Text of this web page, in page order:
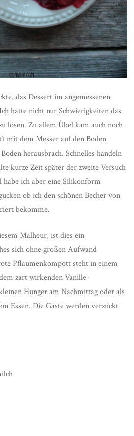
das Dessert im angemessenen
hatte nicht nur Schwierigkeiten das
lösen. Zu allem Übel kam auch noch
mit dem Messer auf den Boden
herausbrach. Schnelles handeln
kurze Zeit später der zweite Versuch
ich aber eine Silikonform
ob ich den schönen Becher von
bekomme.
Malheur, ist dies ein
sich ohne großen Aufwand
Pflaumenkompott steht in einem
zart wirkenden Vanille-
Hunger am Nachmittag oder als
Essen. Die Gäste werden verzückt